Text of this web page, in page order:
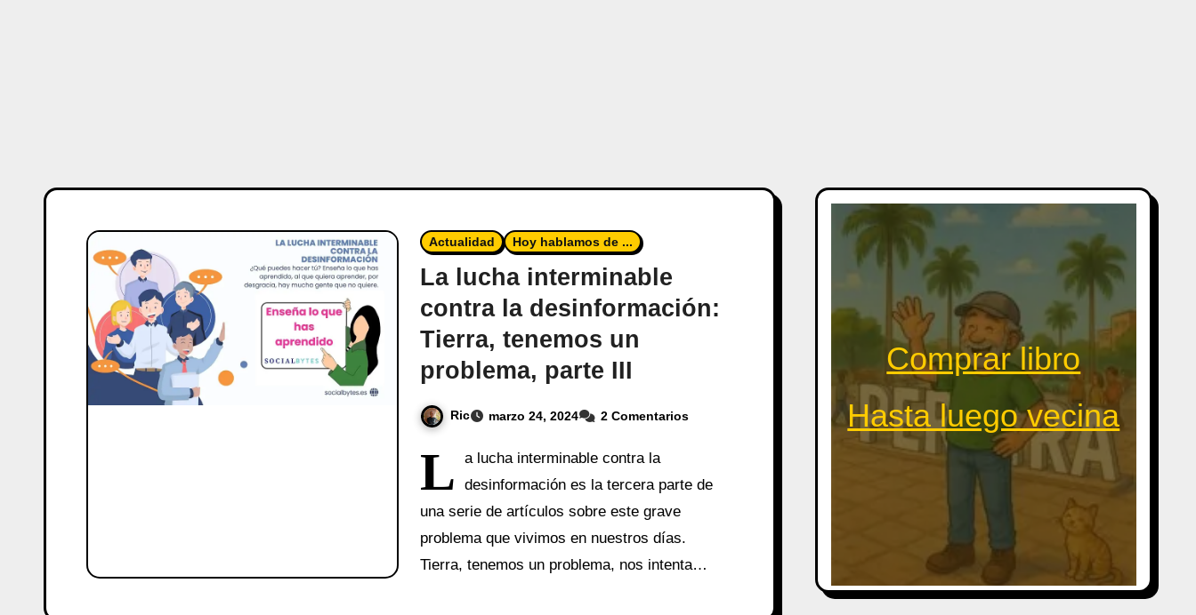
Actualidad Hoy hablamos de ...
La lucha interminable
contra la desinformación:
Tierra, tenemos un
problema, parte III
Ric marzo 24, 2024 2 Comentarios
L
a lucha interminable contra la
desinformación es la tercera parte de
una serie de artículos sobre este grave
problema que vivimos en nuestros días.
Tierra, tenemos un problema, nos intenta…
Comprar libro
Hasta luego vecina